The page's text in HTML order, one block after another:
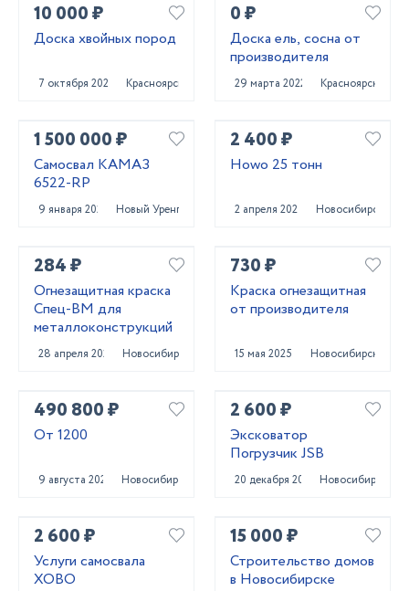
10 000 ₽
Доска хвойных пород
7 октября 2022 Красноярск
0 ₽
Доска ель, сосна от
производителя
29 марта 2022 Красноярск
1 500 000 ₽
Самосвал КАМАЗ
6522-RP
9 января 2025 Новый Уренгой
2 400 ₽
Howo 25 тонн
2 апреля 2024 Новосибирск
284 ₽
Огнезащитная краска
Спец-ВМ для
металлоконструкций
28 апреля 2025 Новосибирск
730 ₽
Краска огнезащитная
от производителя
15 мая 2025 Новосибирск
490 800 ₽
От 1200
9 августа 2024 Новосибирск
2 600 ₽
Эксковатор
Погрузчик JSB
20 декабря 2023 Новосибирск
2 600 ₽
Услуги самосвала
ХОВО
15 000 ₽
Строительство домов
в Новосибирске